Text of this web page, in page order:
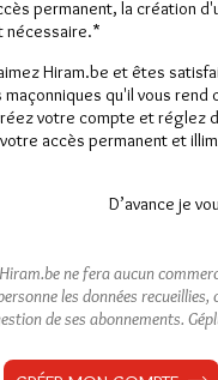
Newsletters - RSS
permanent, la création
nécessaire.*
Hiram.be et êtes
maçonniques qu'il vous rend
votre compte et réglez
accès permanent et
D’avance je
ne fera aucun
les données recueillies,
de ses abonnements.